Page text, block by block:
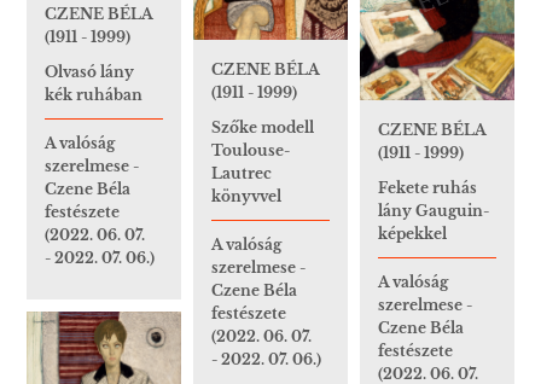
CZENE BÉLA
(1911 - 1999)
Olvasó lány
kék ruhában
A valóság
szerelmese -
Czene Béla
festészete
(2022. 06. 07.
- 2022. 07. 06.)
CZENE BÉLA
(1911 - 1999)
Szőke modell
Toulouse-
Lautrec
könyvvel
A valóság
szerelmese -
Czene Béla
festészete
(2022. 06. 07.
- 2022. 07. 06.)
CZENE BÉLA
(1911 - 1999)
Fekete ruhás
lány Gauguin-
képekkel
A valóság
szerelmese -
Czene Béla
festészete
(2022. 06. 07.